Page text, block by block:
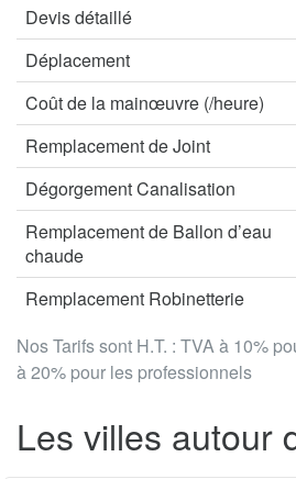
Nos Tarifs sont H.T. : TVA à 10%
à 20% pour les professionnels
Devis détaillé
Déplacement
Coût de la mainœuvre (/heure)
Remplacement de Joint
Dégorgement Canalisation
Remplacement de Ballon d’eau
chaude
Remplacement Robinetterie
Les villes autour